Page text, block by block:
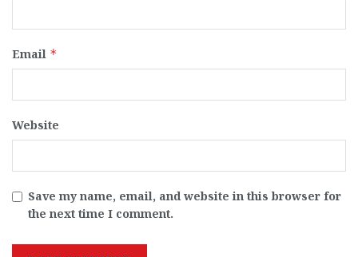
Email *
Website
Save my name, email, and website in this browser for
the next time I comment.